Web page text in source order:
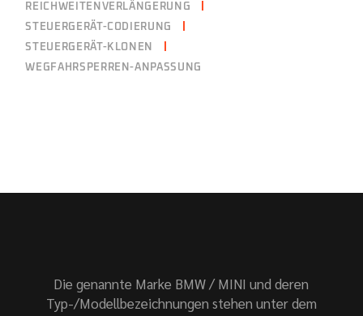
REICHWEITENVERLÄNGERUNG
STEUERGERÄT-CODIERUNG
STEUERGERÄT-KLONEN
WEGFAHRSPERREN-ANPASSUNG
Die genannte Marke BMW / MINI und deren
Typ-/Modellbezeichnungen stehen unter dem